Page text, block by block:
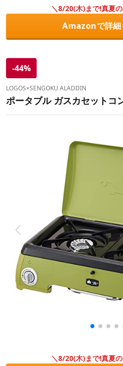
＼8/20(木)まで!真夏
Amazonで詳細
-44%
LOGOS×SENGOKU ALADDIN
ポータブル ガスカセットコ
＼8/20(木)まで!真夏